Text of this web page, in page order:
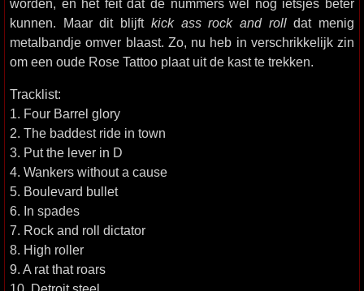
worden, en het feit dat de nummers wel nog ietsjes beter
kunnen. Maar dit blijft kick ass rock and rolldat menig
metalbandje omver blaast. Zo, nu heb in verschrikkelijk zin
om een oude Rose Tattoo plaat uit de kast te trekken.
Tracklist:
1. Four Barrel glory
2. The baddest ride in town
3. Put the lever in D
4. Wankers without a cause
5. Boulevard bullet
6. In spades
7. Rock and roll dictator
8. High roller
9. A rat that roars